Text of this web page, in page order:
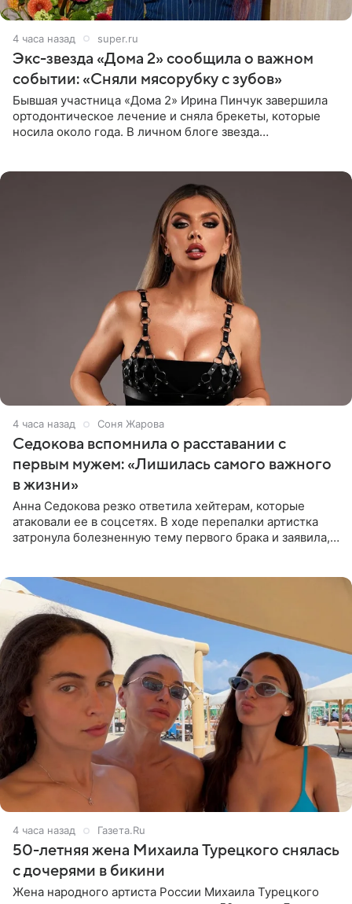
4 часа назад super.ru
Экс-звезда «Дома 2» сообщила о важном
событии: «Сняли мясорубку с зубов»
Бывшая участница «Дома 2» Ирина Пинчук завершила
ортодонтическое лечение и сняла брекеты, которые
носила около года. В личном блоге звезда
4 часа назад Соня Жарова
Седокова вспомнила о расставании с
первым мужем: «Лишилась самого важного
в жизни»
Анна Седокова резко ответила хейтерам, которые
атаковали ее в соцсетях. В ходе перепалки артистка
затронула болезненную тему первого брака и заявила,
4 часа назад Газета.Ru
50-летняя жена Михаила Турецкого снялась
с дочерями в бикини
Жена народного артиста России Михаила Турецкого